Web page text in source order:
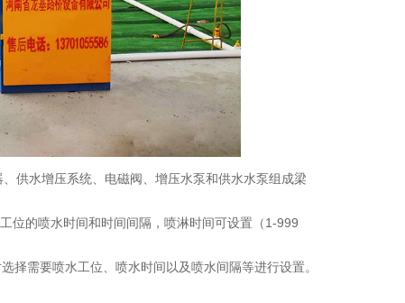
供水增压系统、电磁阀、增压水泵和供水水泵组成梁
位的喷水时间和时间间隔，喷淋时间可设置（1-999
择需要喷水工位、喷水时间以及喷水间隔等进行设置。